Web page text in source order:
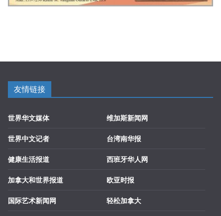
友情链接
世界华文媒体
世界中文记者
健康生活报道
加拿大和世界报道
国际艺术新闻网
维加斯新闻网
台湾南华报
西班牙华人网
欧亚时报
轻松加拿大